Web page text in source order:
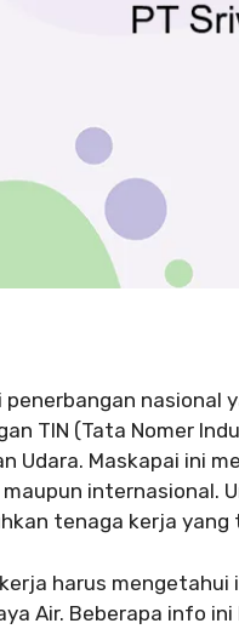
nasional
TIN (Tata Nomer
Udara. Maskapai ini
internasional.
tenaga kerja
harus
Air. Beberapa info